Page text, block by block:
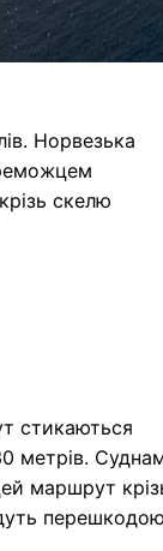
Норвезька
скелю
стикаються
метрів.
маршрут